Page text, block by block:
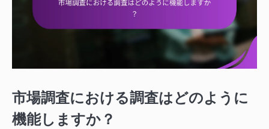
市場調査における調査はどのように
機能しますか？